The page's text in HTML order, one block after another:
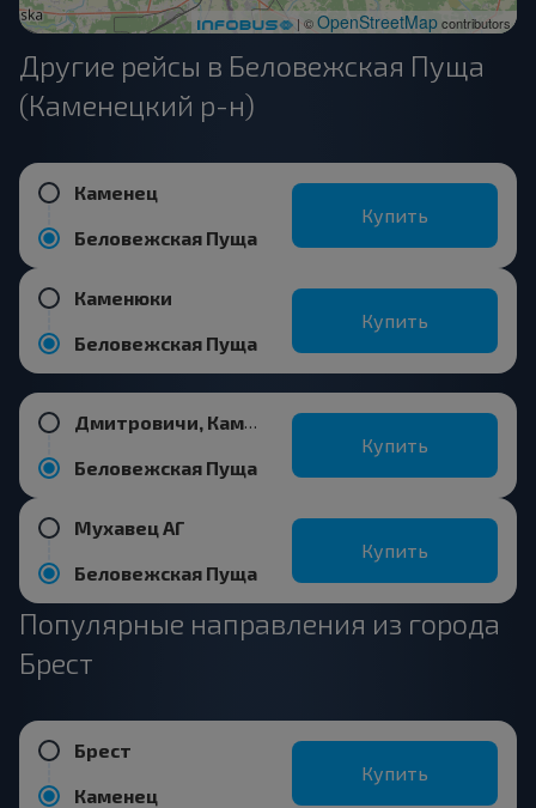
| ©OpenStreetMapcontributors
Другие рейсы в Беловежская Пуща
(Каменецкий р-н)
Каменец
Беловежская Пуща
Купить
Каменюки
Беловежская Пуща
Купить
Дмитровичи, Каменецкий р-н БРЕСТСКАЯ ОБЛ.
Беловежская Пуща
Купить
Мухавец АГ
Беловежская Пуща
Купить
Популярные направления из города
Брест
Брест
Каменец
Купить